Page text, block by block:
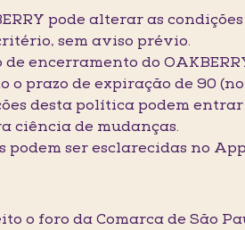
pode alterar as
sem aviso prévio.
de encerramento do
o prazo de expiração de 90
desta política podem
ciência de mudanças.
podem ser esclarecidas no
o foro da Comarca de São